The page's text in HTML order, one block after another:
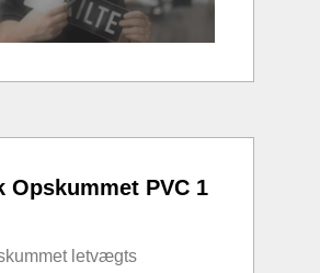
Opskummet PVC 1
letvægts